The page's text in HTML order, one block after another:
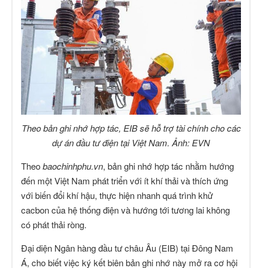
Theo bản ghi nhớ hợp tác, EIB sẽ hỗ trợ tài chính cho các
dự án đầu tư điện tại Việt Nam. Ảnh: EVN
Theobaochinhphu.vn, bản ghi nhớ hợp tác nhằm hướng
đến một Việt Nam phát triển với ít khí thải và thích ứng
với biến đổi khí hậu, thực hiện nhanh quá trình khử
cacbon của hệ thống điện và hướng tới tương lai không
có phát thải ròng.
Đại diện Ngân hàng đầu tư châu Âu (EIB) tại Đông Nam
Á, cho biết việc ký kết biên bản ghi nhớ này mở ra cơ hội